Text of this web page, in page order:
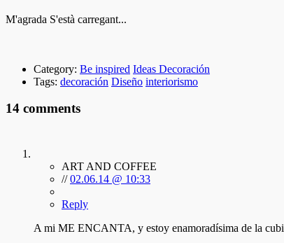
M'agrada S'està carregant...
Category: Be inspired Ideas Decoración
Tags: decoración Diseño interiorismo
14 comments
ART AND COFFEE
//02.06.14 @ 10:33
Reply
A mi ME ENCANTA, y estoy enamoradísima de la